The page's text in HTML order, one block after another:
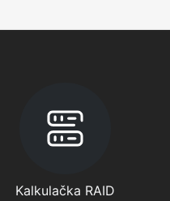
Kalkulačka RAID